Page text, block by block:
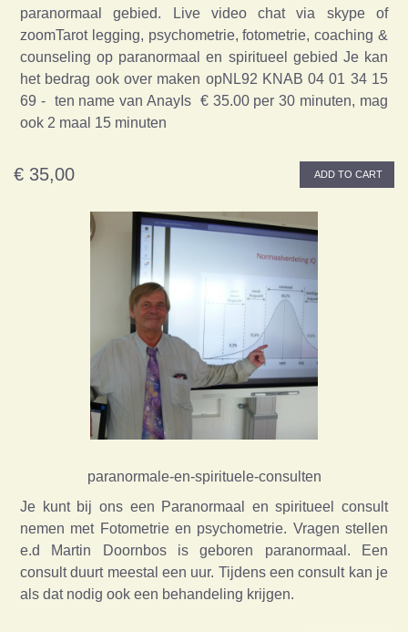
paranormaal gebied. Live video chat via skype of
zoomTarot legging, psychometrie, fotometrie, coaching &
counseling op paranormaal en spiritueel gebied Je kan
het bedrag ook over maken opNL92 KNAB 04 01 34 15
69 - ten name van AnayIs € 35.00 per 30 minuten, mag
ook 2 maal 15 minuten
€ 35,00 ADD TO CART
paranormale-en-spirituele-consulten
Je kunt bij ons een Paranormaal en spiritueel consult
nemen met Fotometrie en psychometrie. Vragen stellen
e.d Martin Doornbos is geboren paranormaal. Een
consult duurt meestal een uur. Tijdens een consult kan je
als dat nodig ook een behandeling krijgen.